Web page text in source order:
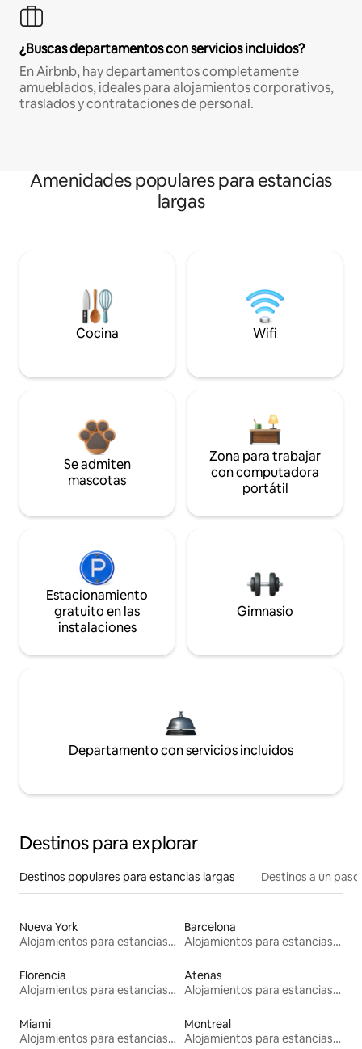
¿Buscas departamentos con servicios incluidos?
En Airbnb, hay departamentos completamente
amueblados, ideales para alojamientos corporativos,
traslados y contrataciones de personal.
Amenidades populares para estancias
largas
Cocina Wifi
Se admiten
mascotas
Zona para trabajar
con computadora
portátil
Estacionamiento
gratuito en las
instalaciones
Gimnasio
Departamento con servicios incluidos
Destinos para explorar
Destinos populares para estancias largas Destinos a un
Nueva York
Alojamientos para estancias largas
Barcelona
Alojamientos para estancias largas
Florencia
Alojamientos para estancias largas
Atenas
Alojamientos para estancias largas
Miami
Alojamientos para estancias largas
Montreal
Alojamientos para estancias largas